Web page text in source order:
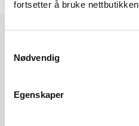
fortsetter å bruke
Nødvendig
Egenskaper